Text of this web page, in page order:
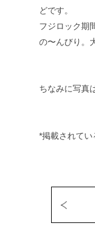
どです。
フジロック期
の〜んびり。
ちなみに写真
*掲載されて